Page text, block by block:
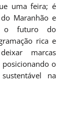
uma feira; é
Maranhão e
o futuro do
rica e
marcas
o
na